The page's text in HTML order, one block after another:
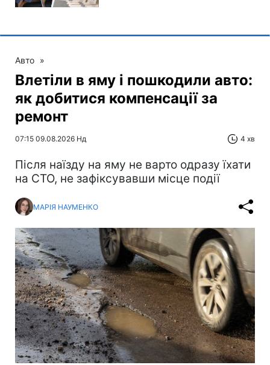
Авто »
Влетіли в яму і пошкодили авто:
як добитися компенсації за
ремонт
07:15 09.08.2026 Нд 4 хв
Після наїзду на яму не варто одразу їхати
на СТО, не зафіксувавши місце події
МАРІЯ НАУМЕНКО